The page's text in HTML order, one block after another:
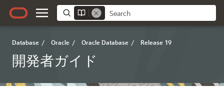
Database / Oracle / Oracle Database / Release 19
開発者ガイド